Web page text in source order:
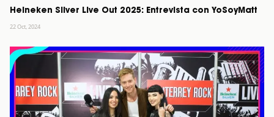
Heineken Silver Live Out 2025: Entrevista con YoSoyMatt
22 Oct, 2024